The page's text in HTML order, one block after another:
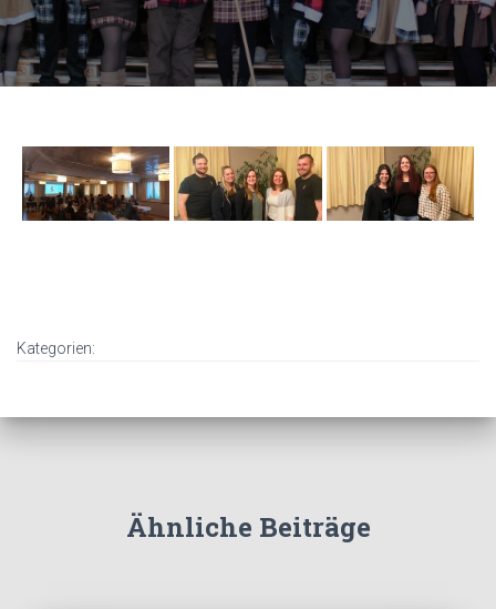
Kategorien:
Ähnliche Beiträge